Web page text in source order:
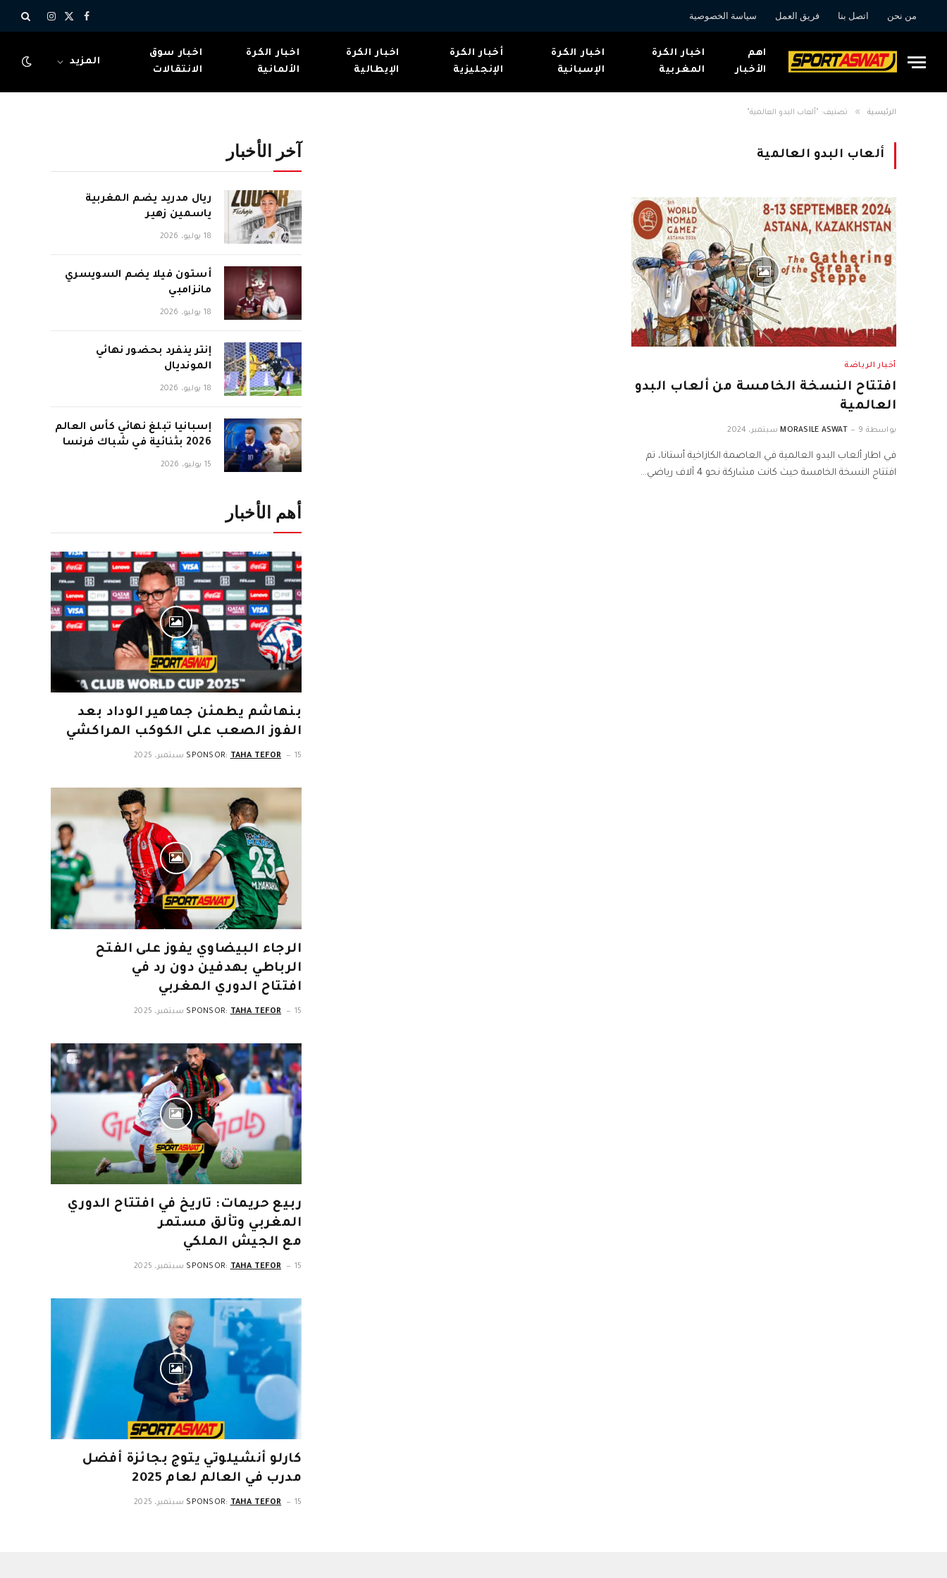
من نحن اتصل بنا فريق العمل سياسة الخصوصية
فيسبوك
X
الانستغرام
اهم
الأخبار
اخبار الكرة
المغربية
اخبار الكرة
الإسبانية
أخبار الكرة
الإنجليزية
اخبار الكرة
الإيطالية
اخبار الكرة
الألمانية
اخبار سوق
الانتقالات
المزيد
الرئيسية » تصنيف: "ألعاب البدو العالمية"
ألعاب البدو العالمية
أخبار الرياضة
افتتاح النسخة الخامسة من ألعاب البدو
العالمية
بواسطة MORASILE ASWAT 9 سبتمبر، 2024
في اطار ألعاب البدو العالمية في العاصمة الكازاخية أستانا، تم
افتتاح النسخة الخامسة حيث كانت مشاركة نحو 4 آلاف رياضي…
آخر الأخبار
ريال مدريد يضم المغربية
ياسمين زهير
18 يوليو، 2026
أستون فيلا يضم السويسري
مانزامبي
18 يوليو، 2026
إنتر ينفرد بحضور نهائي
المونديال
18 يوليو، 2026
إسبانيا تبلغ نهائي كأس العالم
2026 بثنائية في شباك فرنسا
15 يوليو، 2026
أهم الأخبار
بنهاشم يطمئن جماهير الوداد بعد
الفوز الصعب على الكوكب المراكشي
SPONSOR: TAHA TEFOR 15 سبتمبر، 2025
الرجاء البيضاوي يفوز على الفتح
الرباطي بهدفين دون رد في
افتتاح الدوري المغربي
SPONSOR: TAHA TEFOR 15 سبتمبر، 2025
ربيع حريمات: تاريخ في افتتاح الدوري
المغربي وتألق مستمر
مع الجيش الملكي
SPONSOR: TAHA TEFOR 15 سبتمبر، 2025
كارلو أنشيلوتي يتوج بجائزة أفضل
مدرب في العالم لعام 2025
SPONSOR: TAHA TEFOR 15 سبتمبر، 2025